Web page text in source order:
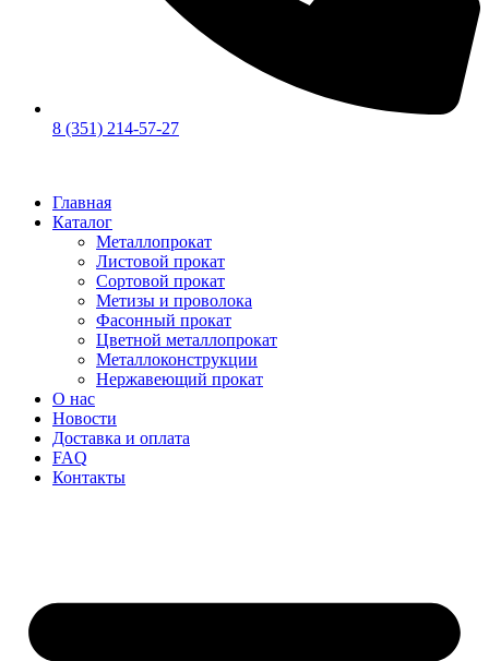
8 (351) 214-57-27
Главная
Каталог
Металлопрокат
Листовой прокат
Сортовой прокат
Метизы и проволока
Фасонный прокат
Цветной металлопрокат
Металлоконструкции
Нержавеющий прокат
О нас
Новости
Доставка и оплата
FAQ
Контакты